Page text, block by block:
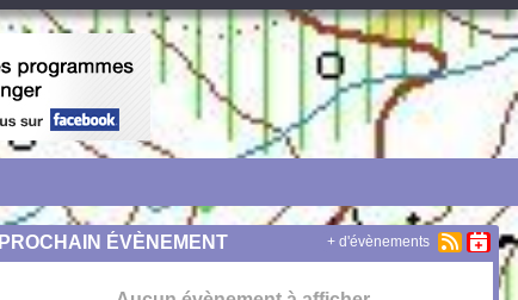
PROCHAIN ÉVÈNEMENT + d'évènements